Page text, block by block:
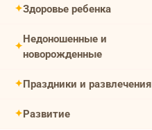
Здоровье ребенка
Недоношенные и
новорожденные
Праздники и развлечения
Развитие